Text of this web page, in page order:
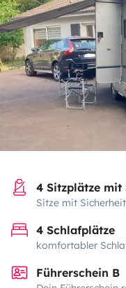
4 Sitzplätze
Sitze mit
4 Schlafplätze
komfortabler
Führerschein B